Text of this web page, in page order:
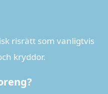
risrätt som vanligtvis
kryddor.